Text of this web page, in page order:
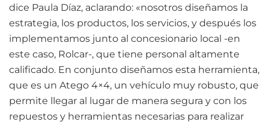
dice Paula Díaz, aclarando: «nosotros diseñamos la
estrategia, los productos, los servicios, y después los
implementamos junto al concesionario local -en
este caso, Rolcar-, que tiene personal altamente
calificado. En conjunto diseñamos esta herramienta,
que es un Atego 4×4, un vehículo muy robusto, que
permite llegar al lugar de manera segura y con los
repuestos y herramientas necesarias para realizar